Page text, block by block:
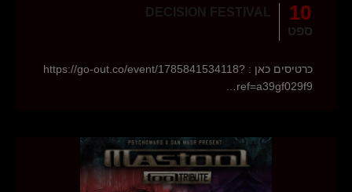
10
ספט
DECISION FESTIVAL
כרטיסים כאן : https://go-out.co/event/1785841534118?
ref=a39gf029f9…